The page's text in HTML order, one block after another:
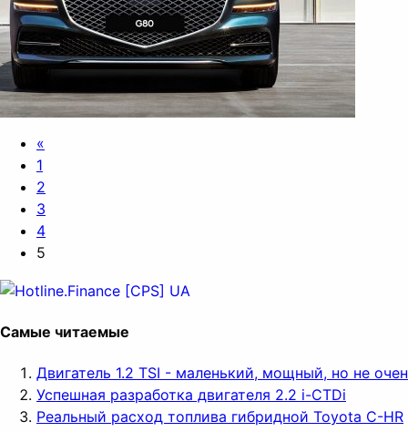
«
1
2
3
4
5
Самые читаемые
Двигатель 1.2 TSI - маленький, мощный, но не
Успешная разработка двигателя 2.2 i-CTDi
Реальный расход топлива гибридной Toyota C-HR